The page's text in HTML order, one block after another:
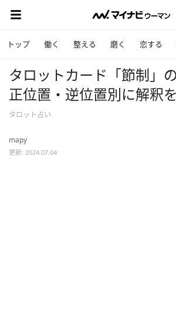
トップ 働く 整える 磨く 恋する
タロットカード「節制」
正位置・逆位置別に解釈
タロット占い
mapy
更新: 2024.07.04